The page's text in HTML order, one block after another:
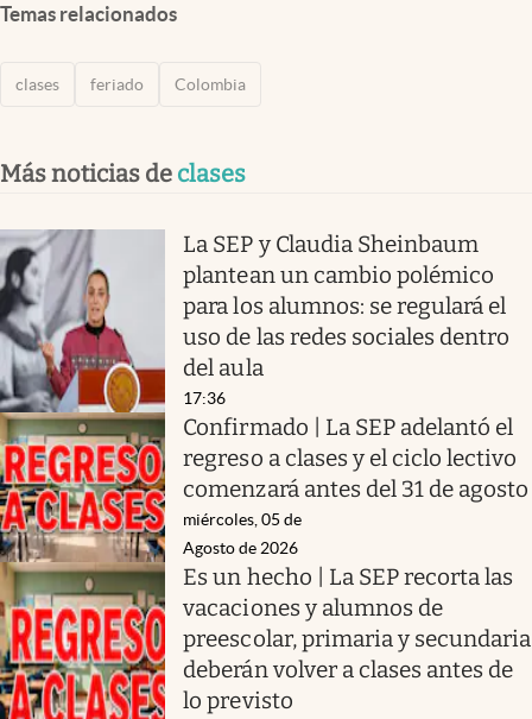
Temas relacionados
clases feriado Colombia
Más noticias de clases
La SEP y Claudia Sheinbaum
plantean un cambio polémico
para los alumnos: se regulará el
uso de las redes sociales dentro
del aula
17:36
Confirmado | La SEP adelantó el
regreso a clases y el ciclo lectivo
comenzará antes del 31 de agosto
miércoles, 05 de
Agosto de 2026
Es un hecho | La SEP recorta las
vacaciones y alumnos de
preescolar, primaria y secundaria
deberán volver a clases antes de
lo previsto